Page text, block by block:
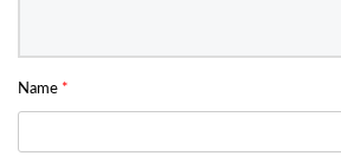
Name *